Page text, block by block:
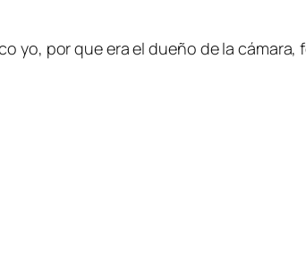
yo, por que era el dueño de la